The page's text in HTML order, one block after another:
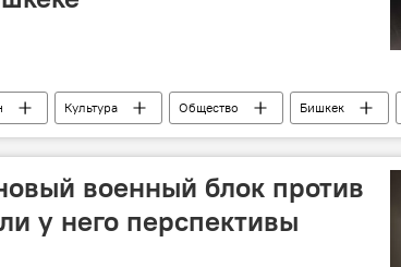
Культура Общество Бишкек
отдых досуг
выставка
военный блок против
у него перспективы